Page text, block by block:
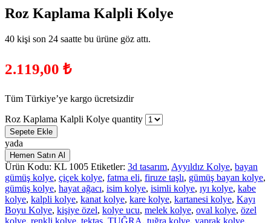
Roz Kaplama Kalpli Kolye
40 kişi son 24 saatte bu ürüne göz attı.
2.119,00 ₺
Tüm Türkiye’ye kargo ücretsizdir
Roz Kaplama Kalpli Kolye quantity
Sepete Ekle
yada
Hemen Satın Al
Ürün Kodu: KL 1005 Etiketler: 3d tasarım, Ayyıldız Kolye, bayan
gümüş kolye, çiçek kolye, fatma eli, firuze taşlı, gümüş bayan kolye,
gümüş kolye, hayat ağacı, isim kolye, isimli kolye, ıyı kolye, kabe
kolye, kalpli kolye, kanat kolye, kare kolye, kartanesi kolye, Kayı
Boyu Kolye, kişiye özel, kolye ucu, melek kolye, oval kolye, özel
kolye, renkli kolye, tektaş, TUĞRA, tuğra kolye, yaprak kolye,